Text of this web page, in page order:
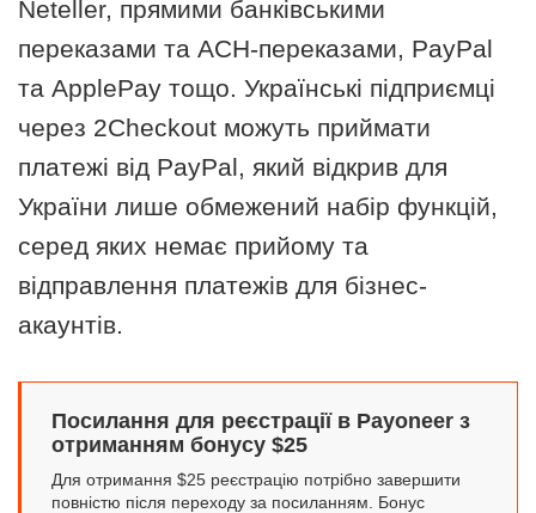
Neteller, прямими банківськими
переказами та АСН-переказами, PayPal
та ApplePay тощо. Українські підприємці
через 2Checkout можуть приймати
платежі від PayPal, який відкрив для
України лише обмежений набір функцій,
серед яких немає прийому та
відправлення платежів для бізнес-
акаунтів.
Посилання для реєстрації в Payoneer з
отриманням бонусу $25
Для отримання $25 реєстрацію потрібно завершити
повністю після переходу за посиланням. Бонус